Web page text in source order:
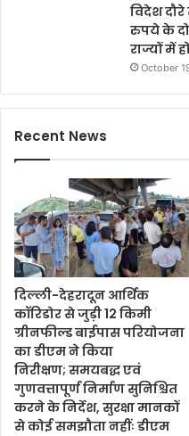
विदेश
रुपये के
राज्यों में
October
Recent News
दिल्ली-देहरादून आर्थिक
कॉरिडोर से जुड़ी 12 किमी
ग्रीनफील्ड बाईपास परियोजना
का डीएम ने किया
निरीक्षण; समयबद्ध एवं
गुणवत्तापूर्ण निर्माण सुनिश्चित
करने के निर्देश, सुरक्षा मानकों
से कोई समझौता नहींः डीएम